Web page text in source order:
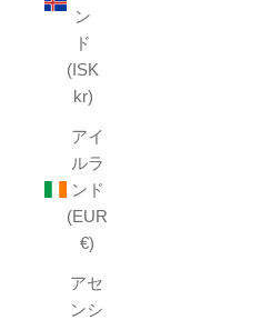
ン
ド
(ISK
kr)
アイ
ルラ
ンド
(EUR
€)
アセ
ンシ